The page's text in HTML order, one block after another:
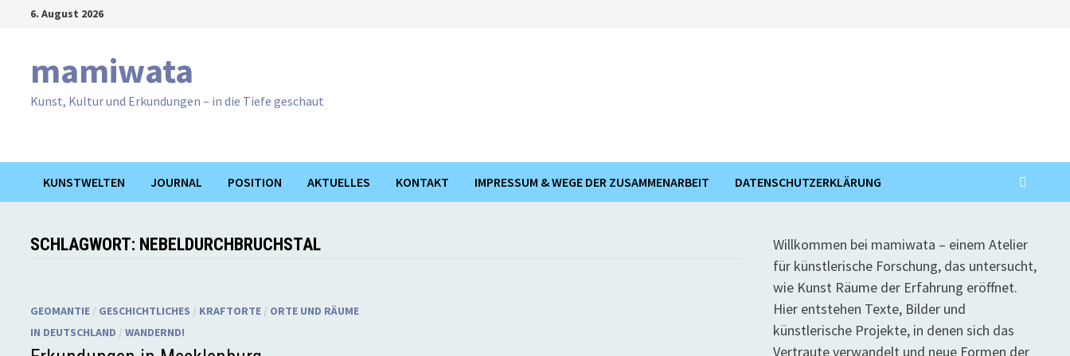
6. August 2026
mamiwata
Kunst, Kultur und Erkundungen – in die Tiefe geschaut
KUNSTWELTEN JOURNAL POSITION AKTUELLES KONTAKT IMPRESSUM & WEGE DER ZUSAMMENARBEIT DATENSCHUTZERKLÄRUNG
SCHLAGWORT: NEBELDURCHBRUCHSTAL
GEOMANTIE / GESCHICHTLICHES / KRAFTORTE / ORTE UND RÄUME
IN DEUTSCHLAND /WANDERND!
Willkommen bei mamiwata – einem Atelier
für künstlerische Forschung, das untersucht,
wie Kunst Räume der Erfahrung eröffnet.
Hier entstehen Texte, Bilder und
künstlerische Projekte, in denen sich das
Vertraute verwandelt und neue Formen der